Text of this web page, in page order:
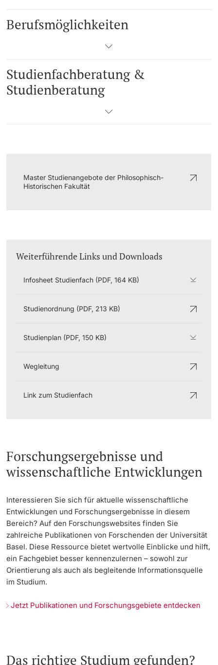
Berufsmöglichkeiten
Studienfachberatung &
Studienberatung
Master Studienangebote der Philosophisch-
Historischen Fakultät
Weiterführende Links und Downloads
Infosheet Studienfach (PDF, 164 KB)
Studienordnung (PDF, 213 KB)
Studienplan (PDF, 150 KB)
Wegleitung
Link zum Studienfach
Forschungsergebnisse und
wissenschaftliche Entwicklungen
Interessieren Sie sich für aktuelle wissenschaftliche
Entwicklungen und Forschungsergebnisse in diesem
Bereich? Auf den Forschungswebsites finden Sie
zahlreiche Publikationen von Forschenden der Universität
Basel. Diese Ressource bietet wertvolle Einblicke und hilft,
ein Fachgebiet besser kennenzulernen – sowohl zur
Orientierung als auch als begleitende Informationsquelle
im Studium.
Jetzt Publikationen und Forschungsgebiete entdecken
Das richtige Studium gefunden?